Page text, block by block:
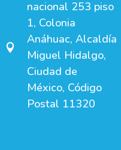

nacional 253 piso
1, Colonia
Anáhuac, Alcaldía
Miguel Hidalgo,
Ciudad de
México, Código
Postal 11320